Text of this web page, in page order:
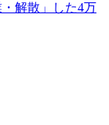
解散」した4万